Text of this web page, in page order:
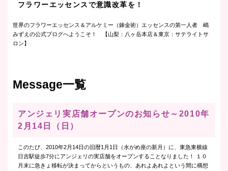
フラワーエッセンスで意識改革を！
世界のフラワーエッセンス＆アルケミー（錬金術）エッセンスの第一人者 嶋
みずえの公式ブログへようこそ！ 【山梨：八ヶ岳本店＆東京：サテライトサ
ロン】
Message一覧
アンジェリ実店舗オープンのお知らせ～2010年
2月14日（日）
このたび、2010年2月14日の旧暦1月1日（水がめ座の新月）に、東急東横線
日吉駅徒歩7分にアンジェリの実店舗をオープンすることなりました！ １０
月末に急きょ移転が決まってからというもの、あれよあれよという間に構想